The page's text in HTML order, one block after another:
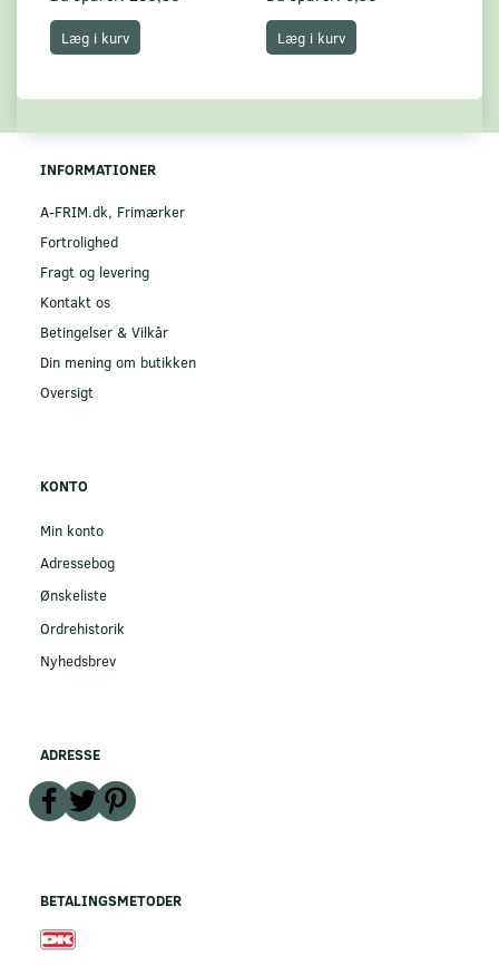
Læg i kurv Læg i kurv
INFORMATIONER
A-FRIM.dk, Frimærker
Fortrolighed
Fragt og levering
Kontakt os
Betingelser & Vilkår
Din mening om butikken
Oversigt
KONTO
Min konto
Adressebog
Ønskeliste
Ordrehistorik
Nyhedsbrev
ADRESSE
BETALINGSMETODER